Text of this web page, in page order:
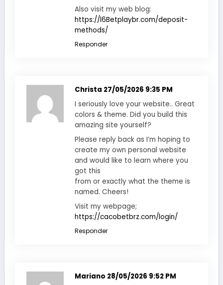
Also visit my web blog:
https://l6Betplaybr.com/deposit-
methods/
Responder
Christa 27/05/2026 9:35 PM
I seriously love your website.. Great
colors & theme. Did you build this
amazing site yourself?
Please reply back as I’m hoping to
create my own personal website
and would like to learn where you
got this
from or exactly what the theme is
named. Cheers!
Visit my webpage;
https://cacobetbrz.com/login/
Responder
Mariano 28/05/2026 9:52 PM